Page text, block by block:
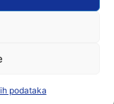
podataka
otežana
priče i